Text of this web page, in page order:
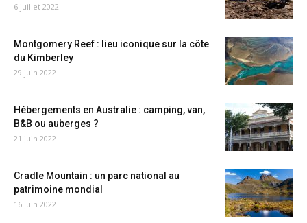
6 juillet 2022
Montgomery Reef : lieu iconique sur la côte
du Kimberley
29 juin 2022
Hébergements en Australie : camping, van,
B&B ou auberges ?
21 juin 2022
Cradle Mountain : un parc national au
patrimoine mondial
16 juin 2022